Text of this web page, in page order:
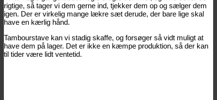
rigtige, så tager vi dem gerne ind, tjekker dem op og sælger dem
igen. Der er virkelig mange lækre sæt derude, der bare lige skal
have en kærlig hånd.
Tambourstave kan vi stadig skaffe, og forsøger så vidt muligt at
have dem på lager. Det er ikke en kæmpe produktion, så der kan
til tider være lidt ventetid.